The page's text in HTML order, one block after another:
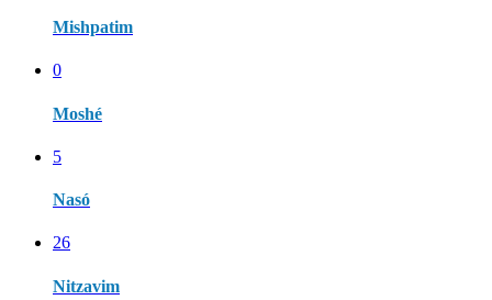
Mishpatim
0
Moshé
5
Nasó
26
Nitzavim